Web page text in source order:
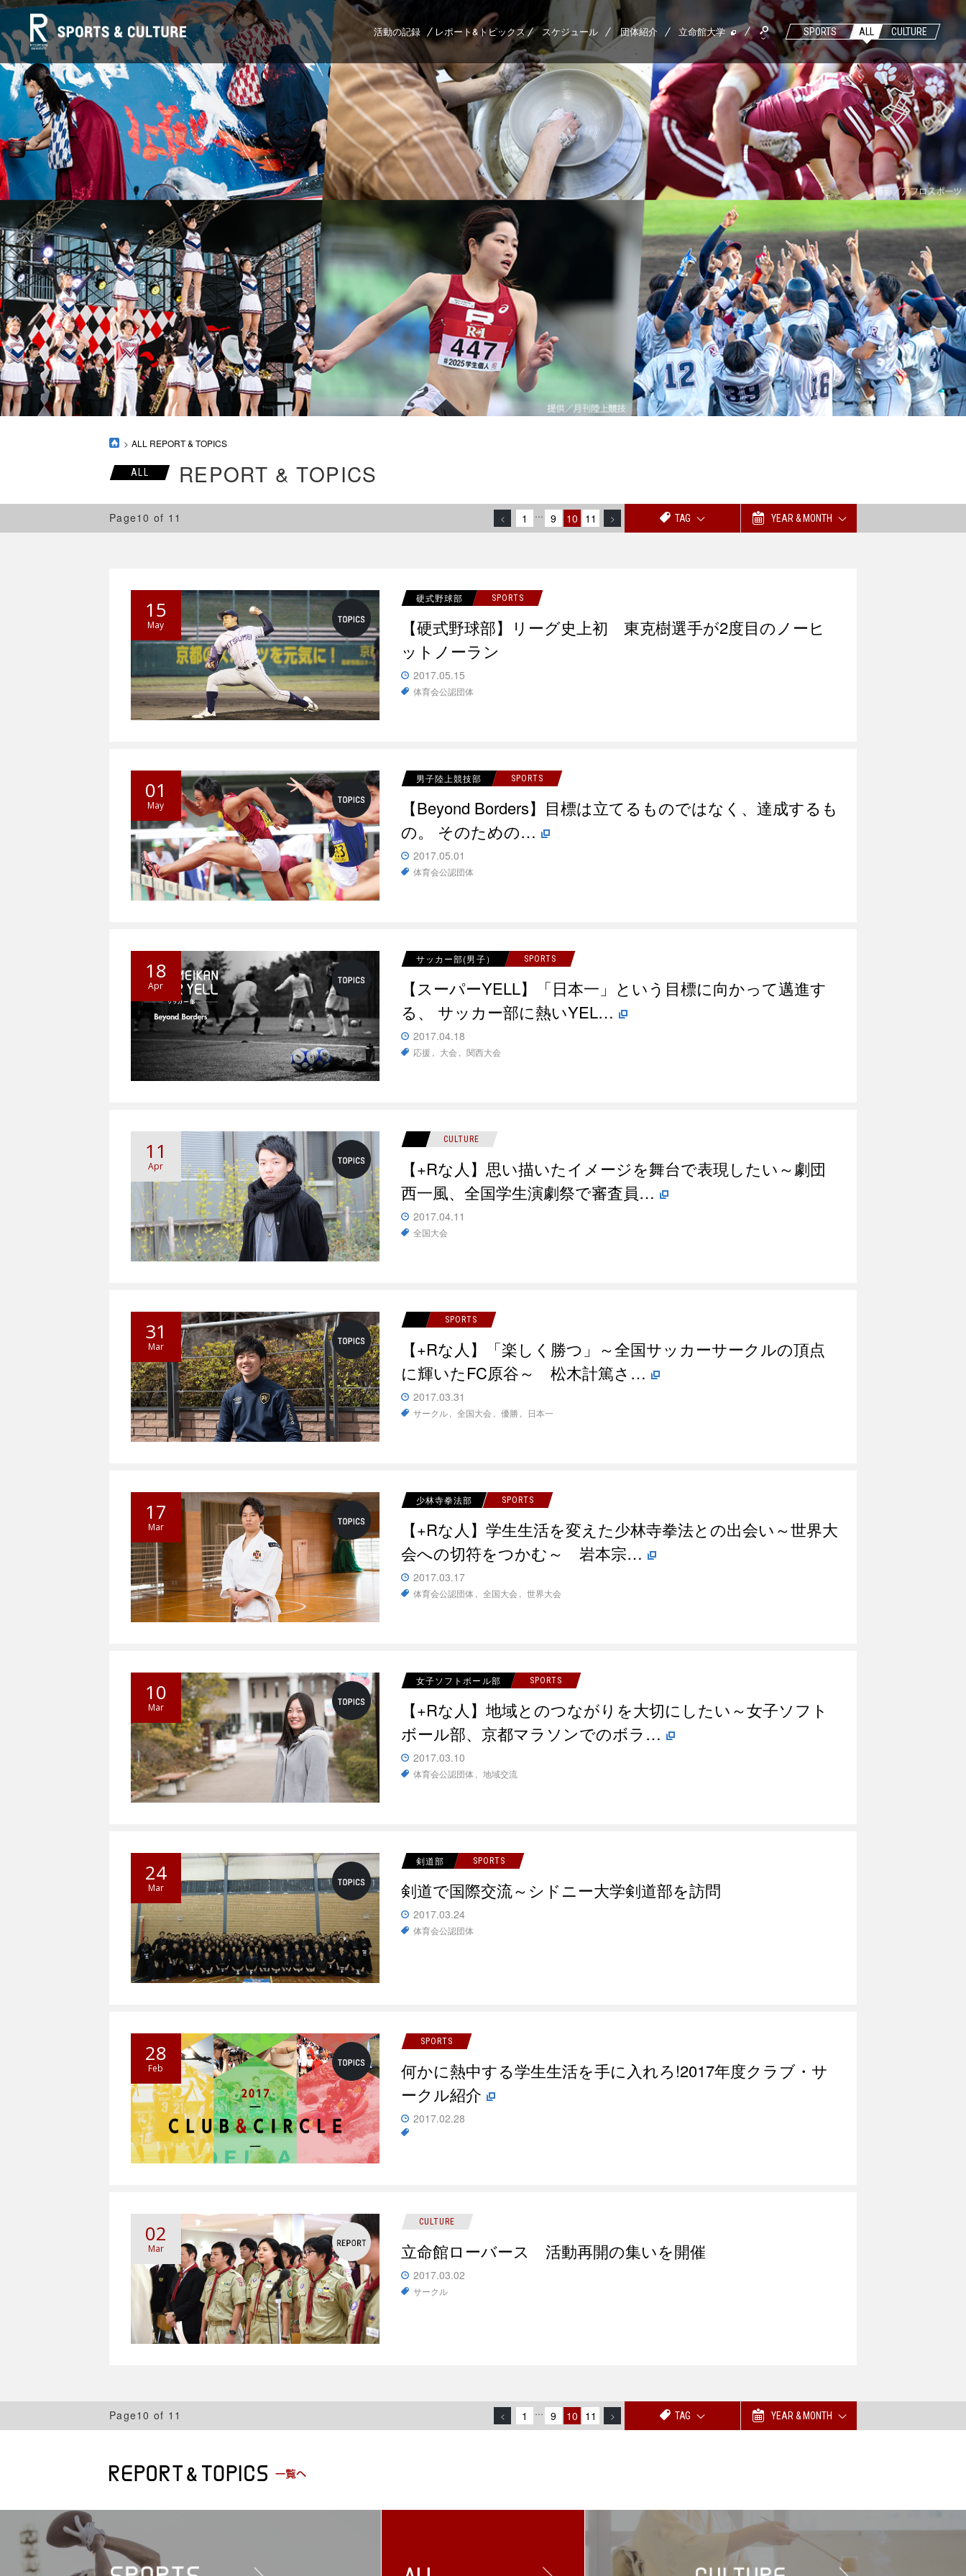
活動の記録 レポート&トピックス スケジュール 団体紹介 立命館大学 SPORTS ALL CULTURE
ALL REPORT & TOPICS
ALL REPORT & TOPICS
Page10 of 11 < 1 … 9 10 11 > TAG YEAR & MONTH
15
May
硬式野球部 SPORTS
【硬式野球部】リーグ史上初 東克樹選手が2度目のノーヒ
ットノーラン
2017.05.15
体育会公認団体
01
May
男子陸上競技部 SPORTS
【Beyond Borders】目標は立てるものではなく、達成するも
の。 そのための…
2017.05.01
体育会公認団体
18
Apr
サッカー部(男子） SPORTS
【スーパーYELL】「日本一」という目標に向かって邁進す
る、 サッカー部に熱いYEL…
2017.04.18
応援 大会 関西大会
11
Apr
CULTURE
【+Rな人】思い描いたイメージを舞台で表現したい～劇団
西一風、全国学生演劇祭で審査員…
2017.04.11
全国大会
31
Mar
SPORTS
【+Rな人】「楽しく勝つ」～全国サッカーサークルの頂点
に輝いたFC原谷～ 松木計篤さ…
2017.03.31
サークル 全国大会 優勝 日本一
17
Mar
少林寺拳法部 SPORTS
【+Rな人】学生生活を変えた少林寺拳法との出会い～世界大
会への切符をつかむ～ 岩本宗…
2017.03.17
体育会公認団体 全国大会 世界大会
10
Mar
女子ソフトボール部 SPORTS
【+Rな人】地域とのつながりを大切にしたい～女子ソフト
ボール部、京都マラソンでのボラ…
2017.03.10
体育会公認団体 地域交流
24
Mar
剣道部 SPORTS
剣道で国際交流～シドニー大学剣道部を訪問
2017.03.24
体育会公認団体
28
Feb
SPORTS
何かに熱中する学生生活を手に入れろ!2017年度クラブ・サ
ークル紹介
2017.02.28
02
Mar
CULTURE
立命館ローバース 活動再開の集いを開催
2017.03.02
サークル
Page10 of 11 < 1 … 9 10 11 > TAG YEAR & MONTH